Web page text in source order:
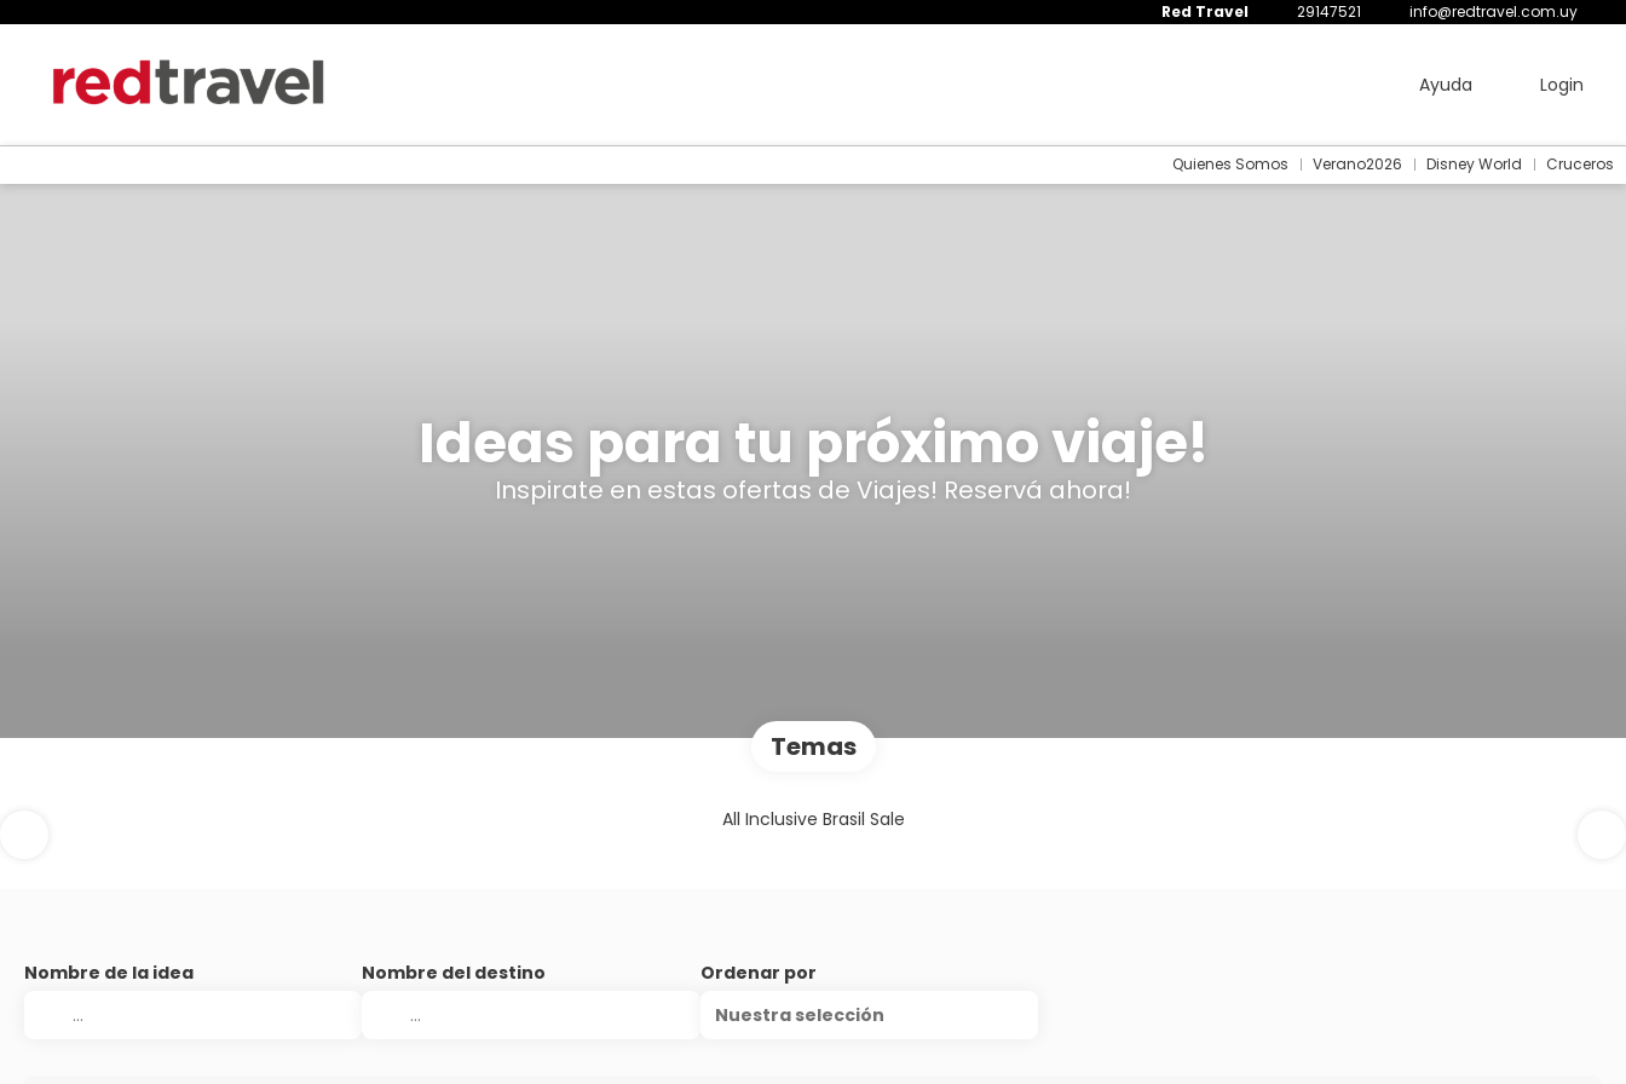
Red Travel 29147521 info@redtravel.com.uy
Ayuda Login
Quienes Somos Verano2026 Disney World Cruceros
Ideas para tu próximo viaje!
Inspirate en estas ofertas de Viajes! Reservá ahora!
Temas
All Inclusive Brasil Sale
Nombre de la idea Nombre del destino
Ordenar por
Nuestra selección